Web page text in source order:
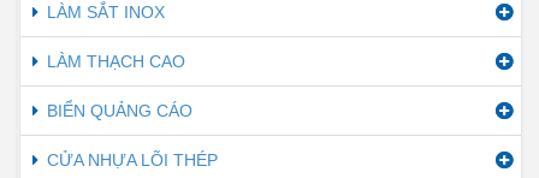
LÀM SẮT INOX
LÀM THẠCH CAO
BIỂN QUẢNG CÁO
CỬA NHỰA LÕI THÉP